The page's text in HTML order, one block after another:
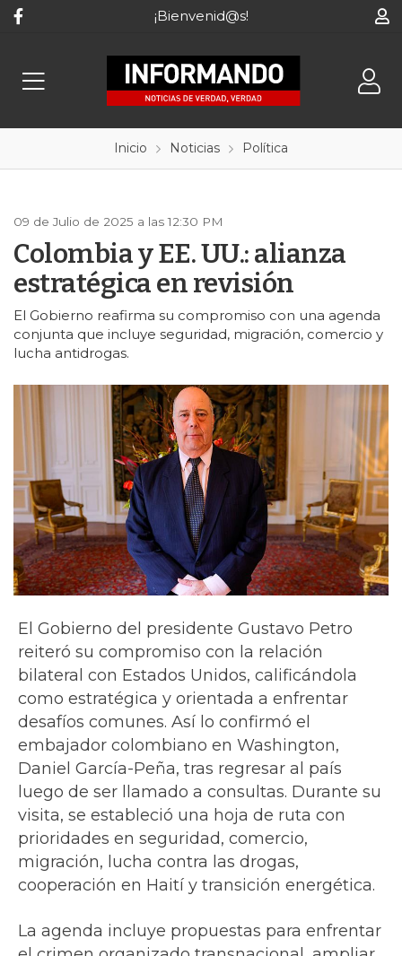
¡Bienvenid@s!
Inicio Noticias Política
09 de Julio de 2025 a las 12:30 PM
Colombia y EE. UU.: alianza
estratégica en revisión
El Gobierno reafirma su compromiso con una agenda
conjunta que incluye seguridad, migración, comercio y
lucha antidrogas.
El Gobierno del presidente Gustavo Petro
reiteró su compromiso con la relación
bilateral con Estados Unidos, calificándola
como estratégica y orientada a enfrentar
desafíos comunes. Así lo confirmó el
embajador colombiano en Washington,
Daniel García-Peña, tras regresar al país
luego de ser llamado a consultas. Durante su
visita, se estableció una hoja de ruta con
prioridades en seguridad, comercio,
migración, lucha contra las drogas,
cooperación en Haití y transición energética.
La agenda incluye propuestas para enfrentar